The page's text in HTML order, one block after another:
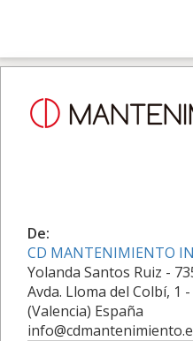
De:
CD MANTENIMIENTO
Yolanda Santos Ruiz -
Avda. Lloma del Colbí, 1
(Valencia) España